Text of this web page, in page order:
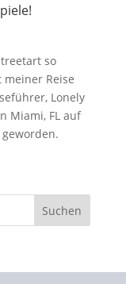
so
Reise
Lonely
Miami, FL auf
Suchen